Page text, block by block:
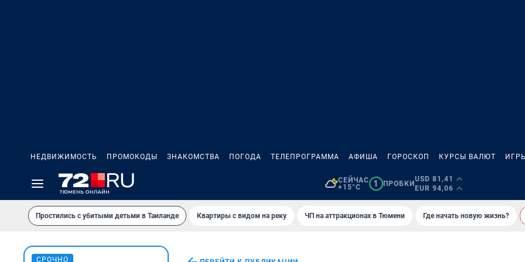
НЕДВИЖИМОСТЬ ПРОМОКОДЫ ЗНАКОМСТВА ПОГОДА ТЕЛЕПРОГРАММА АФИША ГОРОСКОП КУРСЫ ВАЛЮТ ИГРЫ
СЕЙЧАС
+15°C
1 ПРОБКИ
USD 81,41
EUR 94,06
Простились с убитыми детьми в Таиланде Квартиры с видом на реку ЧП на аттракционах в Тюмени Где начать новую жизнь?
СРОЧНО